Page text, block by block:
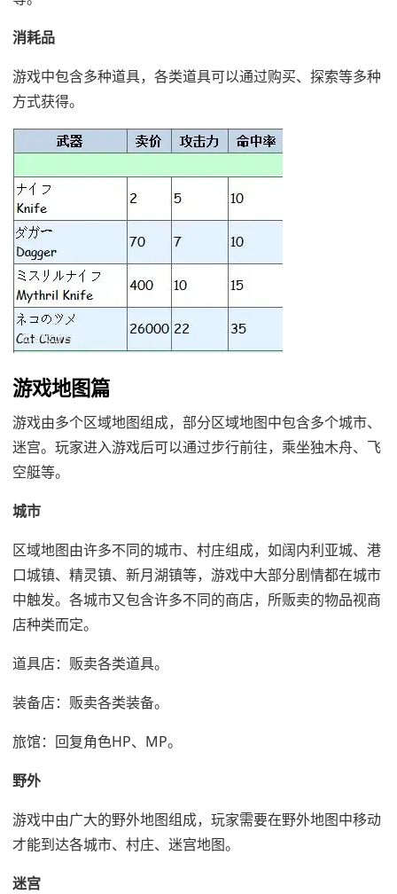
消耗品
游戏中包含多种道具，各类道具可以通过购买、探索等多种
方式获得。
游戏地图篇
游戏由多个区域地图组成，部分区域地图中包含多个城市、
迷宫。玩家进入游戏后可以通过步行前往，乘坐独木舟、飞
空艇等。
城市
区域地图由许多不同的城市、村庄组成，如阔内利亚城、港
口城镇、精灵镇、新月湖镇等，游戏中大部分剧情都在城市
中触发。各城市又包含许多不同的商店，所贩卖的物品视商
店种类而定。
道具店：贩卖各类道具。
装备店：贩卖各类装备。
旅馆：回复角色HP、MP。
野外
游戏中由广大的野外地图组成，玩家需要在野外地图中移动
才能到达各城市、村庄、迷宫地图。
迷宫